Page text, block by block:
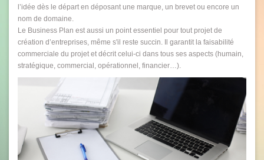
l’idée dès le départ en déposant une marque, un brevet ou encore un
nom de domaine.
Le Business Plan est aussi un point essentiel pour tout projet de
création d’entreprises, même s'il reste succin. Il garantit la faisabilité
commerciale du projet et décrit celui-ci dans tous ses aspects (humain,
stratégique, commercial, opérationnel, financier…).